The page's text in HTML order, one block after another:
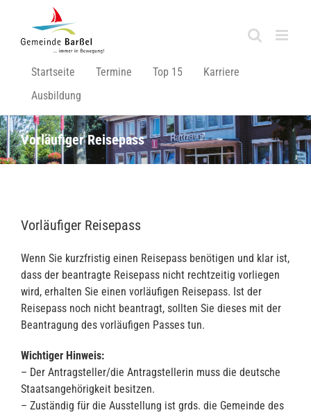
springen
Startseite Termine Top 15
Karriere
Ausbildung
Vorläufiger Reisepass
Vorläufiger Reisepass
Wenn Sie kurzfristig einen Reisepass benötigen und klar ist,
dass der beantragte Reisepass nicht rechtzeitig vorliegen
wird, erhalten Sie einen vorläufigen Reisepass. Ist der
Reisepass noch nicht beantragt, sollten Sie dieses mit der
Beantragung des vorläufigen Passes tun.
Wichtiger Hinweis:
– Der Antragsteller/die Antragstellerin muss die deutsche
Staatsangehörigkeit besitzen.
– Zuständig für die Ausstellung ist grds. die Gemeinde des